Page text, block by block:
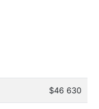
$46 630